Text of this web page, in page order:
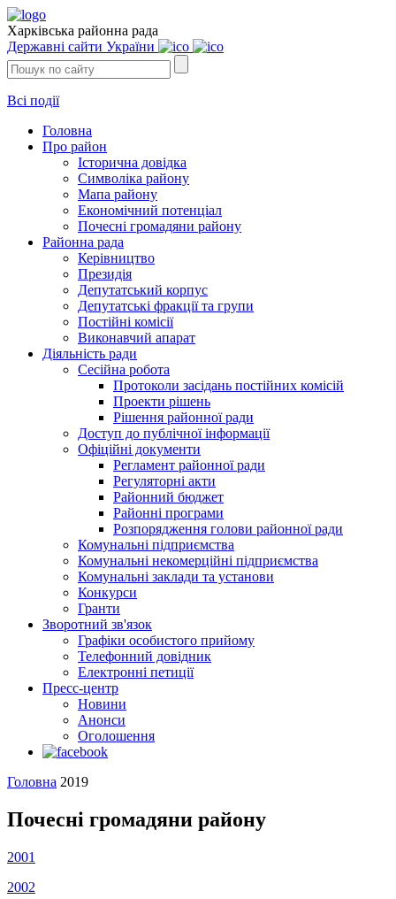
Харківська районна рада
Державні сайти України
Всі події
Головна
Про район
Історична довідка
Символіка району
Мапа району
Економічний потенціал
Почесні громадяни району
Районна рада
Керівництво
Президія
Депутатський корпус
Депутатські фракції та групи
Постійні комісії
Виконавчий апарат
Діяльність ради
Сесійна робота
Протоколи засідань постійних комісій
Проекти рішень
Рішення районної ради
Доступ до публічної інформації
Офіційні документи
Регламент районної ради
Регуляторні акти
Районний бюджет
Районні програми
Розпорядження голови районної ради
Комунальні підприємства
Комунальні некомерційні підприємства
Комунальні заклади та установи
Конкурси
Гранти
Зворотний зв'язок
Графіки особистого прийому
Телефонний довідник
Електронні петиції
Пресс-центр
Новини
Анонси
Оголошення
Головна 2019
Почесні громадяни району
2001
2002